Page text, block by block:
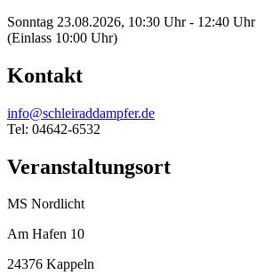
Sonntag 23.08.2026, 10:30 Uhr - 12:40 Uhr
(Einlass 10:00 Uhr)
Kontakt
info@schleiraddampfer.de
Tel: 04642-6532
Veranstaltungsort
MS Nordlicht
Am Hafen 10
24376 Kappeln